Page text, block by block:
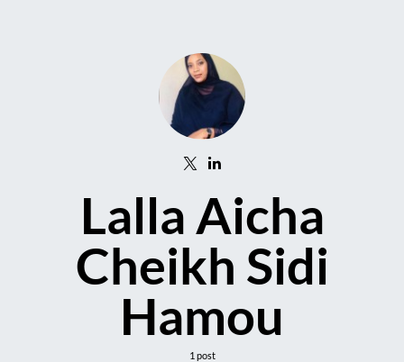
Lalla Aicha
Cheikh Sidi
Hamou
1 post